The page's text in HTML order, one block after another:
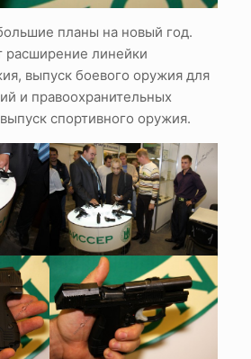
планы на новый год.
расширение линейки
выпуск боевого оружия для
и правоохранительных
спортивного оружия.